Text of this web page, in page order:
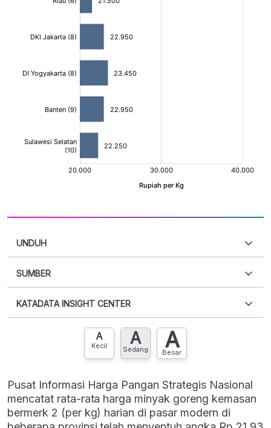
UNDUH
XLS
SUMBER
punya akun?Silakan Daftar sekarang
KATADATA INSIGHT CENTER
Hubungi sekarang »
A
Kecil A
Sedang A
Besar
Pusat Informasi Harga Pangan Strategis Nasional
mencatat rata-rata harga minyak goreng kemasan
bermerk 2 (per kg) harian di pasar modern di